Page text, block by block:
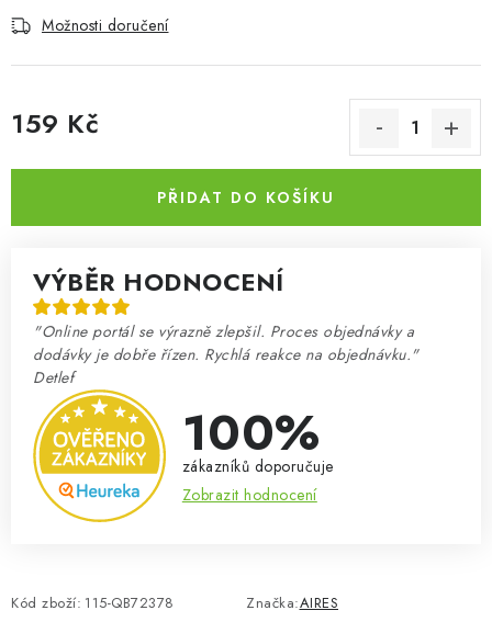
Možnosti doručení
159 Kč
PŘIDAT DO KOŠÍKU
VÝBĚR HODNOCENÍ
"Online portál se výrazně zlepšil. Proces objednávky a
dodávky je dobře řízen. Rychlá reakce na objednávku."
Detlef
100%
zákazníků doporučuje
Zobrazit hodnocení
Kód zboží: 115-QB72378 Značka:AIRES